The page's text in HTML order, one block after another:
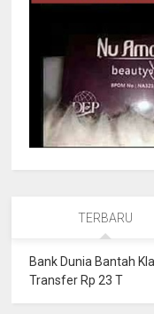
TERBARU
Bank Dunia Bantah
Transfer Rp 23 T